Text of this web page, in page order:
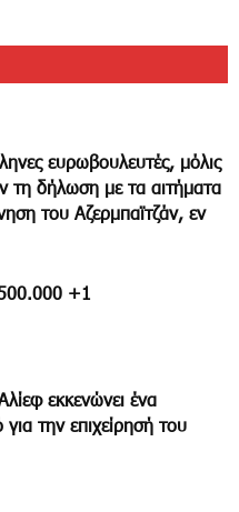
ευρωβουλευτές, μόλις
τη δήλωση με τα αιτήματα
του Αζερμπαϊτζάν, εν
+1
εκκενώνει ένα
την επιχείρησή του